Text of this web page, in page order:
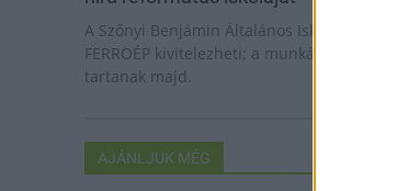
A Szőnyi Benjámin Általános Iskola
FERROÉP kivitelezheti; a munkák csaknem
tartanak majd.
AJÁNLJUK MÉG